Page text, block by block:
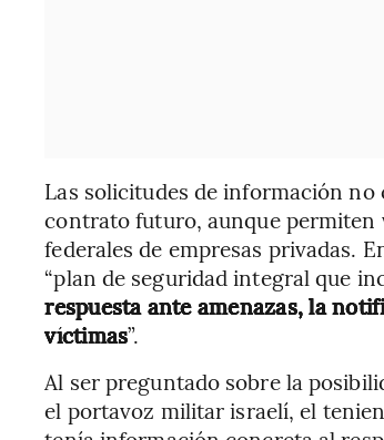
Las solicitudes de información
contrato futuro, aunque permiten
federales de empresas privadas.
“plan de seguridad integral que
respuesta ante amenazas, la
víctimas”.
Al ser preguntado sobre la
el portavoz militar israelí, el